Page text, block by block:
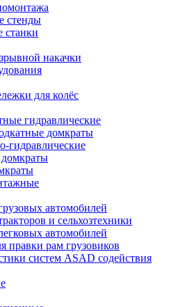
стенды
накачки
для колёс
гидравлические
домкраты
гидравлические
автомобилей
и сельхозтехники
автомобилей
правки рам грузовиков
систем ASAD содействия